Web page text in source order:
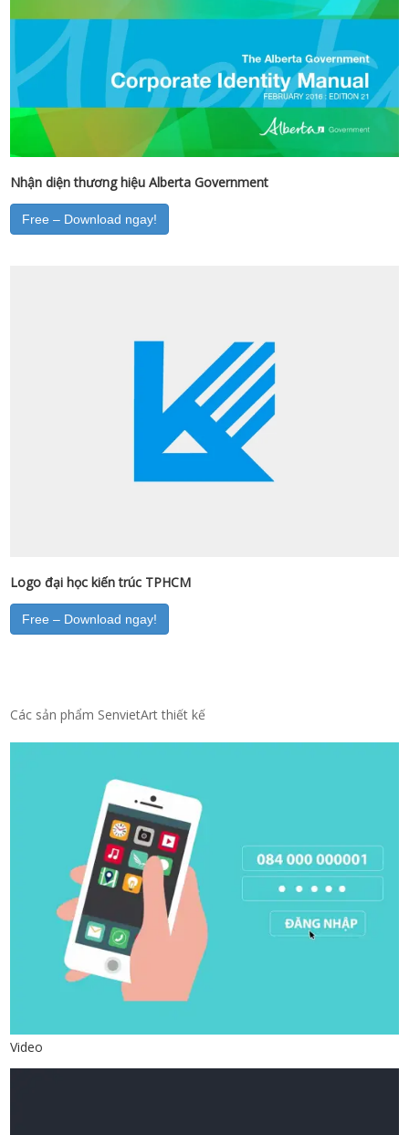
Nhận diện thương hiệu Alberta Government
Free – Download ngay!
Logo đại học kiến trúc TPHCM
Free – Download ngay!
Các sản phẩm SenvietArt thiết kế
Video